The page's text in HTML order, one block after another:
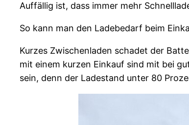
Auffällig ist, dass immer mehr
So kann man den Ladebedarf beim
Kurzes Zwischenladen schadet der
mit einem kurzen Einkauf sind mit bei
sein, denn der Ladestand unter 80